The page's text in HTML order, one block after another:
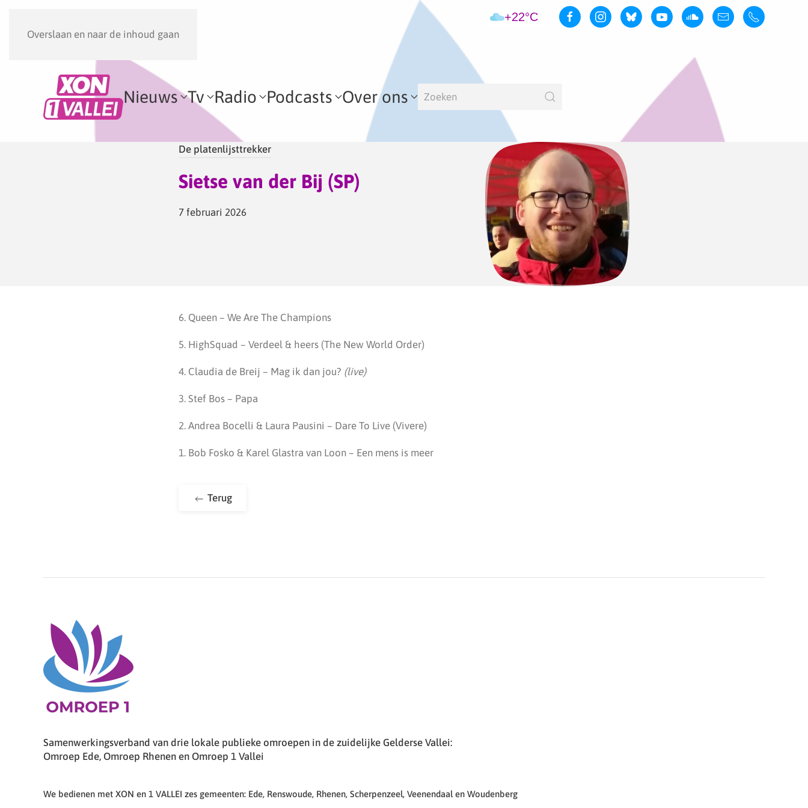
Overslaan en naar de inhoud gaan
+22°C
Nieuws Tv Radio Podcasts Over ons
De platenlijsttrekker
Sietse van der Bij (SP)
7 februari 2026
6. Queen – We Are The Champions
5. HighSquad – Verdeel & heers (The New World Order)
4. Claudia de Breij – Mag ik dan jou? (live)
3. Stef Bos – Papa
2. Andrea Bocelli & Laura Pausini – Dare To Live (Vivere)
1. Bob Fosko & Karel Glastra van Loon – Een mens is meer
Terug
Samenwerkingsverband van drie lokale publieke omroepen in de zuidelijke Gelderse Vallei:
Omroep Ede, Omroep Rhenen en Omroep 1 Vallei
We bedienen met XON en 1 VALLEI zes gemeenten: Ede, Renswoude, Rhenen, Scherpenzeel, Veenendaal en Woudenberg